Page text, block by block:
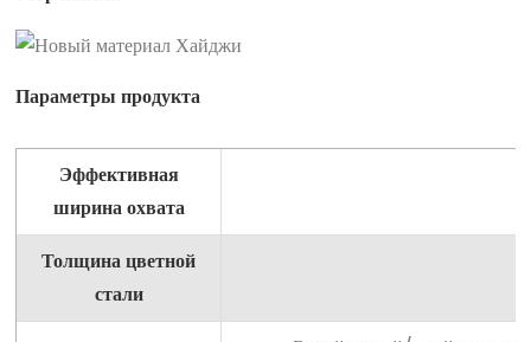
Параметры продукта
Эффективная
ширина охвата
Толщина цветной
стали